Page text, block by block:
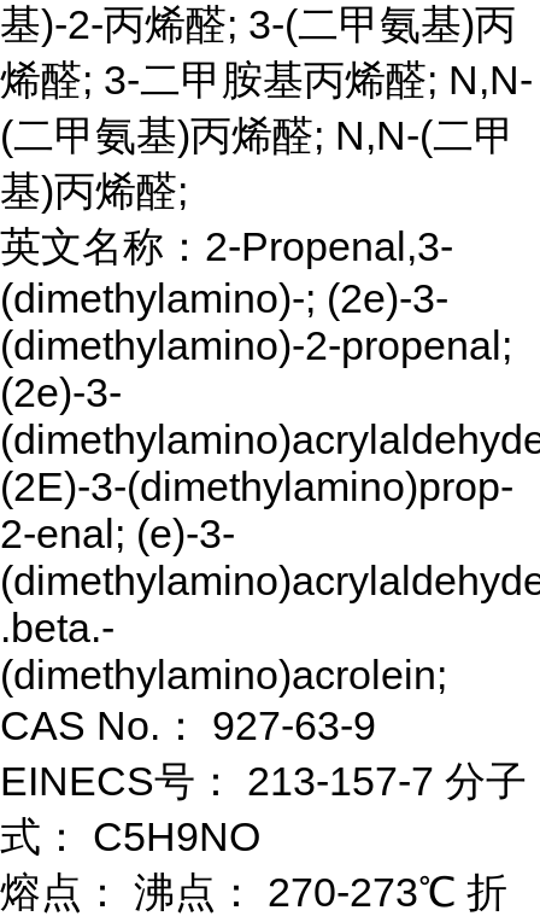
基)-2-丙烯醛; 3-(二甲氨基)丙
烯醛; 3-二甲胺基丙烯醛; N,N-
(二甲氨基)丙烯醛; N,N-(二甲
基)丙烯醛;
英文名称：2-Propenal,3-
(dimethylamino)-; (2e)-3-
(dimethylamino)-2-propenal;
(2e)-3-
(2E)-3-(dimethylamino)prop-
2-enal; (e)-3-
.beta.-
(dimethylamino)acrolein;
CAS No.： 927-63-9
EINECS号： 213-157-7 分子
式： C5H9NO
熔点： 沸点： 270-273℃ 折